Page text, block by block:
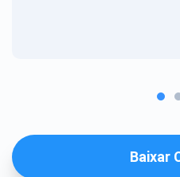
Baixar